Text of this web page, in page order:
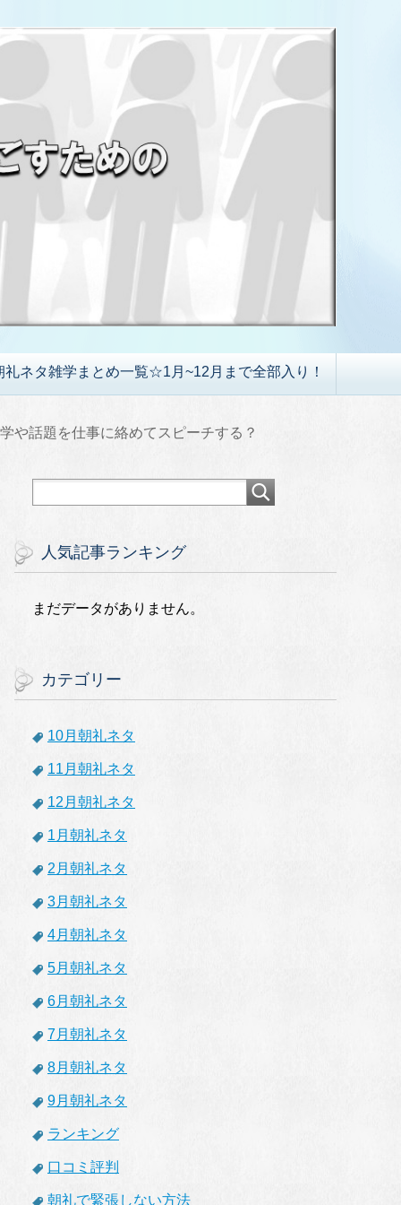
礼ネタ雑学まとめ一覧☆1月~12月まで全部入り！
や話題を仕事に絡めてスピーチする？
人気記事ランキング
まだデータがありません。
カテゴリー
10月朝礼ネタ
11月朝礼ネタ
12月朝礼ネタ
1月朝礼ネタ
2月朝礼ネタ
3月朝礼ネタ
4月朝礼ネタ
5月朝礼ネタ
6月朝礼ネタ
7月朝礼ネタ
8月朝礼ネタ
9月朝礼ネタ
ランキング
口コミ評判
朝礼で緊張しない方法